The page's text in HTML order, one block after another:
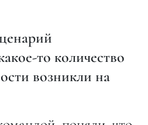
то количество
возникли на